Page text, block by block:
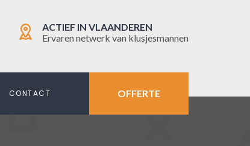
ACTIEF IN VLAANDEREN
Ervaren netwerk van klusjesmannen
CONTACT OFFERTE